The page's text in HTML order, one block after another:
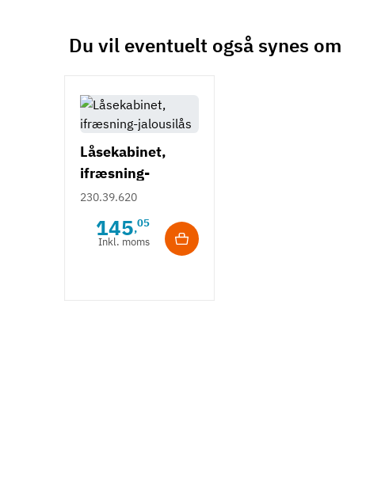
Du vil eventuelt også synes om
Låsekabinet,
ifræsning-
jalousilås
230.39.620
145,05
Inkl. moms